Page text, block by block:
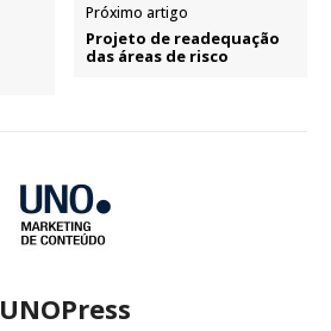
Próximo artigo
Projeto de readequação
das áreas de risco
UNOPress